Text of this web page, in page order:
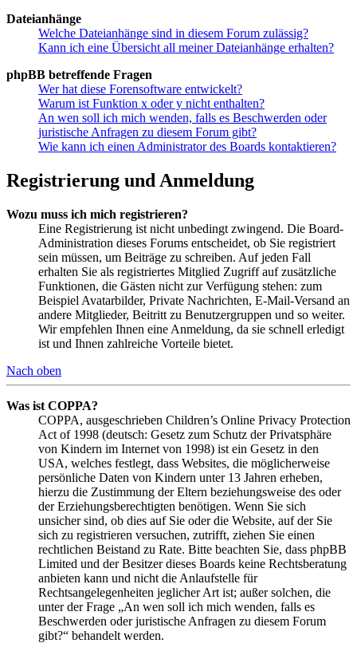
Dateianhänge
Welche Dateianhänge sind in diesem Forum zulässig?
Kann ich eine Übersicht all meiner Dateianhänge erhalten?
phpBB betreffende Fragen
Wer hat diese Forensoftware entwickelt?
Warum ist Funktion x oder y nicht enthalten?
An wen soll ich mich wenden, falls es Beschwerden oder
juristische Anfragen zu diesem Forum gibt?
Wie kann ich einen Administrator des Boards kontaktieren?
Registrierung und Anmeldung
Wozu muss ich mich registrieren?
Eine Registrierung ist nicht unbedingt zwingend. Die Board-
Administration dieses Forums entscheidet, ob Sie registriert
sein müssen, um Beiträge zu schreiben. Auf jeden Fall
erhalten Sie als registriertes Mitglied Zugriff auf zusätzliche
Funktionen, die Gästen nicht zur Verfügung stehen: zum
Beispiel Avatarbilder, Private Nachrichten, E-Mail-Versand an
andere Mitglieder, Beitritt zu Benutzergruppen und so weiter.
Wir empfehlen Ihnen eine Anmeldung, da sie schnell erledigt
ist und Ihnen zahlreiche Vorteile bietet.
Nach oben
Was ist COPPA?
COPPA, ausgeschrieben Children’s Online Privacy Protection
Act of 1998 (deutsch: Gesetz zum Schutz der Privatsphäre
von Kindern im Internet von 1998) ist ein Gesetz in den
USA, welches festlegt, dass Websites, die möglicherweise
persönliche Daten von Kindern unter 13 Jahren erheben,
hierzu die Zustimmung der Eltern beziehungsweise des oder
der Erziehungsberechtigten benötigen. Wenn Sie sich
unsicher sind, ob dies auf Sie oder die Website, auf der Sie
sich zu registrieren versuchen, zutrifft, ziehen Sie einen
rechtlichen Beistand zu Rate. Bitte beachten Sie, dass phpBB
Limited und der Besitzer dieses Boards keine Rechtsberatung
anbieten kann und nicht die Anlaufstelle für
Rechtsangelegenheiten jeglicher Art ist; außer solchen, die
unter der Frage „An wen soll ich mich wenden, falls es
Beschwerden oder juristische Anfragen zu diesem Forum
gibt?“ behandelt werden.